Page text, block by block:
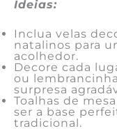
Ideias:
Inclua velas
natalinos para
acolhedor.
Decore cada
ou
surpresa
Toalhas de
ser a base
tradicional.